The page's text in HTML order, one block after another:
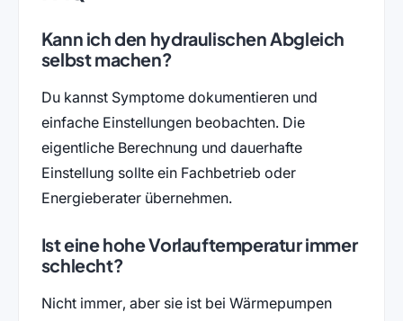
Kann ich den hydraulischen Abgleich
selbst machen?
Du kannst Symptome dokumentieren und
einfache Einstellungen beobachten. Die
eigentliche Berechnung und dauerhafte
Einstellung sollte ein Fachbetrieb oder
Energieberater übernehmen.
Ist eine hohe Vorlauftemperatur immer
schlecht?
Nicht immer, aber sie ist bei Wärmepumpen